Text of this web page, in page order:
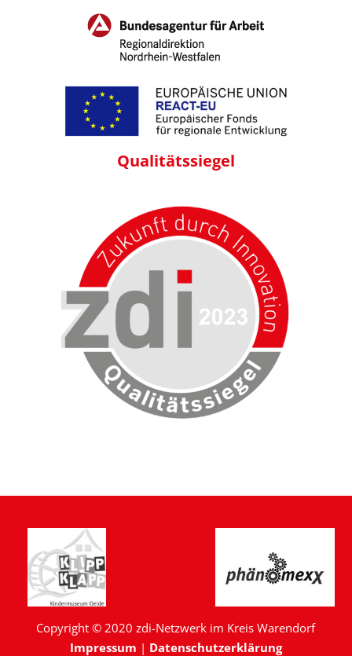
Qualitätssiegel
Copyright © 2020 zdi-Netzwerk im Kreis Warendorf
Impressum | Datenschutzerklärung